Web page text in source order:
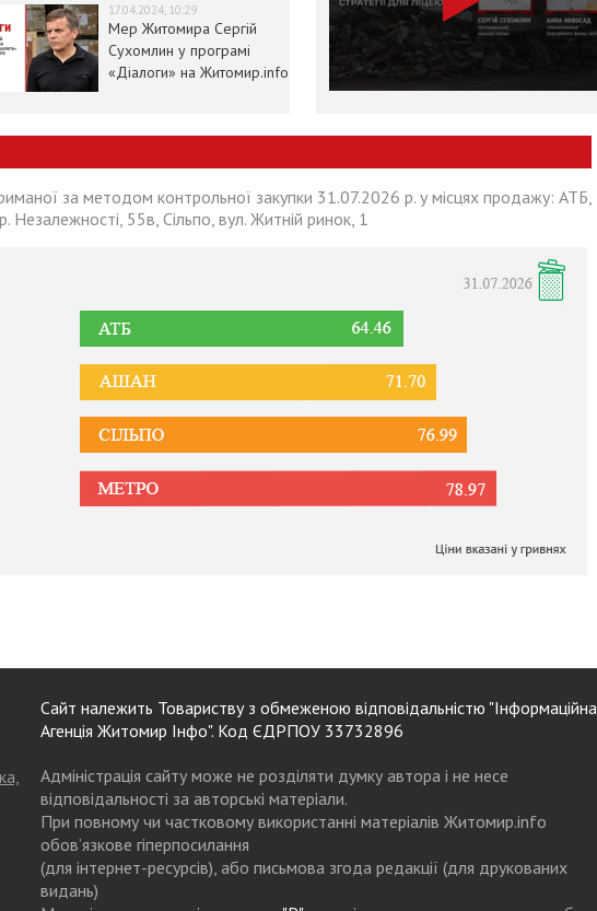
17.04.2024, 10:29
Мер Житомира Сергій
Сухомлин у програмі
«Діалоги» на Житомир.info
за методом контрольної закупки 31.07.2026 р. у місцях продажу: АТБ,
55в, Сільпо, вул. Житній ринок, 1
Сайт належить Товариству з обмеженою відповідальністю "Інформаційна
Агенція Житомир Інфо". Код ЄДРПОУ 33732896
Адміністрація сайту може не розділяти думку автора і не несе
відповідальності за авторські матеріали.
При повному чи частковому використанні матеріалів Житомир.info
обов’язкове гіперпосилання
(для інтернет-ресурсів), або письмова згода редакції (для друкованих
видань)